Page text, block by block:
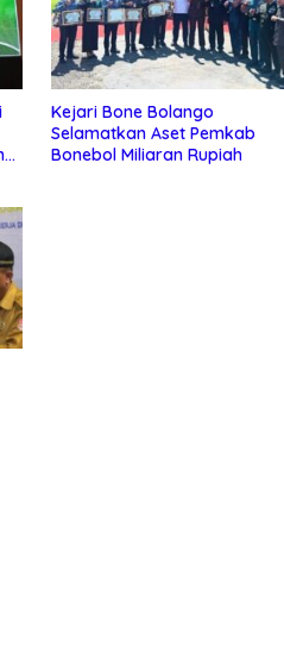
Kejari Bone Bolango
Selamatkan Aset Pemkab
Bonebol Miliaran Rupiah